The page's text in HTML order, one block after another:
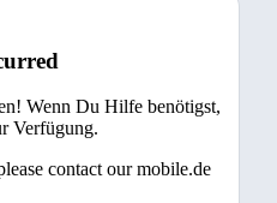
Wenn Du Hilfe benötigst,
Verfügung.
contact our mobile.de